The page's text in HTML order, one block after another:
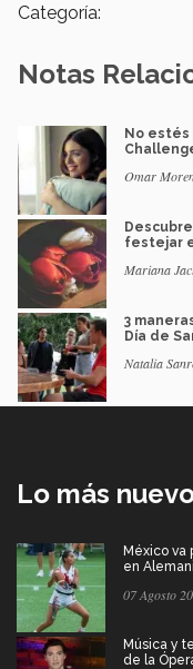
Categoría:
Notas
No estés
Omar
festejar
Mariana
3
Día de
Natalia
Lo más
México va
en
07 Agosto
Música y
de la